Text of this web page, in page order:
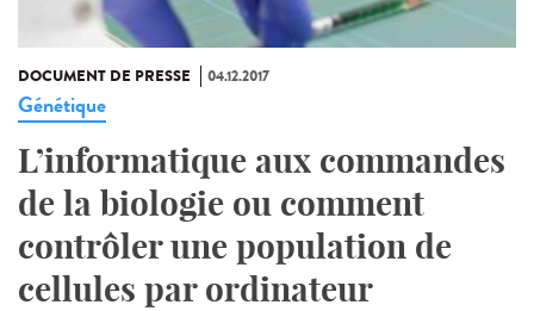
DOCUMENT DE PRESSE 04.12.2017
Génétique
L’informatique aux commandes
de la biologie ou comment
contrôler une population de
cellules par ordinateur